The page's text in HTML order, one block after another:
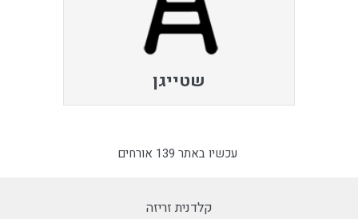
שטייגן
עכשיו באתר 139 אורחים
קלדנית זריזה